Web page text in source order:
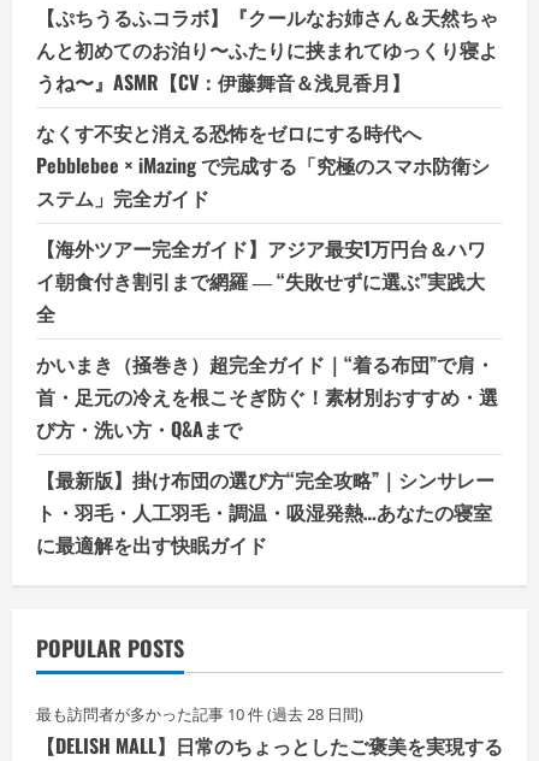
【ぷちうるふコラボ】『クールなお姉さん＆天然ちゃ
んと初めてのお泊り〜ふたりに挟まれてゆっくり寝よ
うね〜』ASMR【CV：伊藤舞音＆浅見香月】
なくす不安と消える恐怖をゼロにする時代へ
Pebblebee × iMazing で完成する「究極のスマホ防衛シ
ステム」完全ガイド
【海外ツアー完全ガイド】アジア最安1万円台＆ハワ
イ朝食付き割引まで網羅 ― “失敗せずに選ぶ”実践大
全
かいまき（掻巻き）超完全ガイド｜“着る布団”で肩・
首・足元の冷えを根こそぎ防ぐ！素材別おすすめ・選
び方・洗い方・Q&Aまで
【最新版】掛け布団の選び方“完全攻略”｜シンサレー
ト・羽毛・人工羽毛・調温・吸湿発熱…あなたの寝室
に最適解を出す快眠ガイド
POPULAR POSTS
最も訪問者が多かった記事 10 件 (過去 28 日間)
【DELISH MALL】日常のちょっとしたご褒美を実現する